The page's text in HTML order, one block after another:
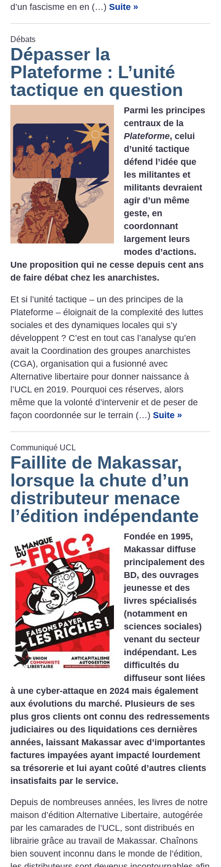
d’un fascisme en en (…)Suite »
Débats
Dépasser la
Plateforme : L’unité
tactique en question
Parmi les principes
centraux de la
Plateforme, celui
d’unité tactique
défend l’idée que
les militantes et
militants devraient
agir d’un même
geste, en
coordonnant
largement leurs
modes d’actions.
Une proposition qui ne cesse depuis cent ans
de faire débat chez les anarchistes.
Et si l’unité tactique – un des principes de la
Plateforme – éloignait de la complexité des luttes
sociales et des dynamiques locales qui s’y
développent ? C’est en tout cas l’analyse qu’en
avait la Coordination des groupes anarchistes
(CGA), organisation qui a fusionné avec
Alternative libertaire pour donner naissance à
l’UCL en 2019. Pourquoi ces réserves, alors
même que la volonté d’intervenir et de peser de
façon coordonnée sur le terrain (…)Suite »
Communiqué UCL
Faillite de Makassar,
lorsque la chute d’un
distributeur menace
l’édition indépendante
Fondée en 1995,
Makassar diffuse
principalement des
BD, des ouvrages
jeunesse et des
livres spécialisés
(notamment en
sciences sociales)
venant du secteur
indépendant. Les
difficultés du
diffuseur sont liées
à une cyber-attaque en 2024 mais également
aux évolutions du marché. Plusieurs de ses
plus gros clients ont connu des redressements
judiciaires ou des liquidations ces dernières
années, laissant Makassar avec d’importantes
factures impayées ayant impacté lourdement
sa trésorerie et lui ayant coûté d’autres clients
insatisfaits par le service.
Depuis de nombreuses années, les livres de notre
maison d’édition Alternative Libertaire, autogérée
par les camarades de l’UCL, sont distribués en
librairie grâce au travail de Makassar. Chaînons
bien souvent inconnu dans le monde de l’édition,